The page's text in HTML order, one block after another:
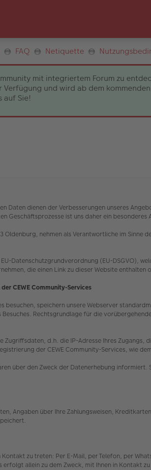
FAQ Netiquette
mit integriertem Forum zu
und wird ab dem
auf Sie!
Daten dienen der Verbesserungen unseres
Geschäftsprozesse ist uns daher ein besonderes
Oldenburg, nehmen als Verantwortliche im
Datenschutzgrundverordnung (EU-DSGVO),
die einen Link zu dieser Website enthalten
CEWE Community-Services
besuchen, speichern unsere Webserver
Rechtsgrundlage für die
d.h. die IP-Adresse Ihres
der CEWE Community-Services, wie
über den Zweck der Datenerhebung
Angaben über Ihre Zahlungsweisen,
zu treten: Per E-Mail, per Telefon, per
erfolgt allein zu dem Zweck, mit Ihnen in Kontakt